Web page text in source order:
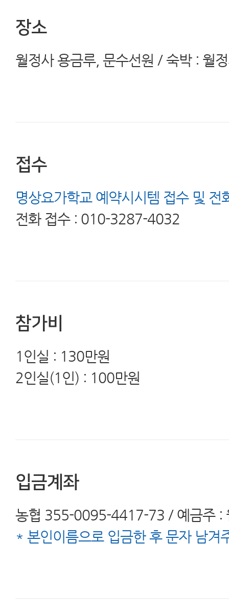
장소
월정사 용금루, 문수선원 / 숙박 : 월
접수
명상요가학교 예약시시템 접수 및 전
전화 접수 : 010-3287-4032
참가비
1인실 : 130만원
2인실(1인) : 100만원
입금계좌
농협 355-0095-4417-73 / 예금주 :
* 본인이름으로 입금한 후 문자 남겨